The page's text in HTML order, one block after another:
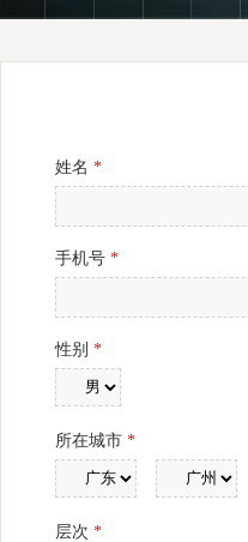
姓名 *
手机号 *
性别 *
所在城市 *
层次 *